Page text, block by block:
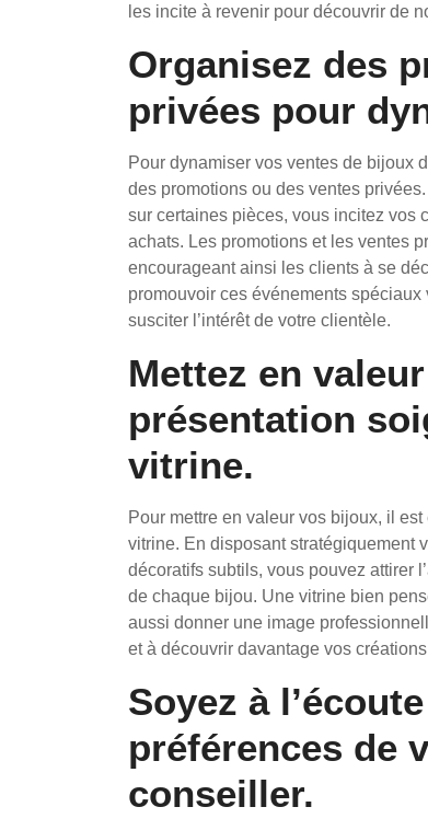
les incite à revenir pour découvrir de
Organisez des
privées pour
Pour dynamiser vos ventes de bijoux
des promotions ou des ventes
sur certaines pièces, vous incitez vos
achats. Les promotions et les ventes
encourageant ainsi les clients à se
promouvoir ces événements
susciter l’intérêt de votre clientèle.
Mettez en
présentation
vitrine.
Pour mettre en valeur vos bijoux, il
vitrine. En disposant stratégiquement
décoratifs subtils, vous pouvez attirer
de chaque bijou. Une vitrine bien
aussi donner une image
et à découvrir davantage vos
Soyez à
préférences de
conseiller.